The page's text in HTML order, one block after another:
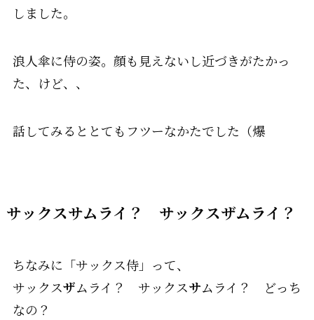
しました。
浪人傘に侍の姿。顔も見えないし近づきがたかっ
た、けど、、
話してみるととてもフツーなかたでした（爆
サックスサムライ？ サックスザムライ？
ちなみに「サックス侍」って、
サックスザムライ？ サックスサムライ？ どっち
なの？